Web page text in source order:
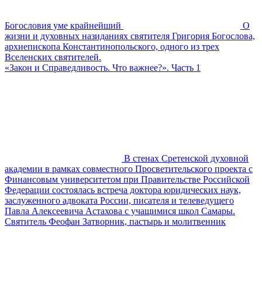
Богословия уме крайнейший
О
жизни и духовных назиданиях святителя Григория Богослова,
архиепископа Константинопольского, одного из трех
Вселенских святителей.
«Закон и Справедливость. Что важнее?». Часть 1
В стенах Сретенской духовной
академии в рамках совместного Просветительского проекта с
Финансовым университетом при Правительстве Российской
Федерации состоялась встреча доктора юридических наук,
заслуженного адвоката России, писателя и телеведущего
Павла Алексеевича Астахова с учащимися школ Самары.
Святитель Феофан Затворник, пастырь и молитвенник